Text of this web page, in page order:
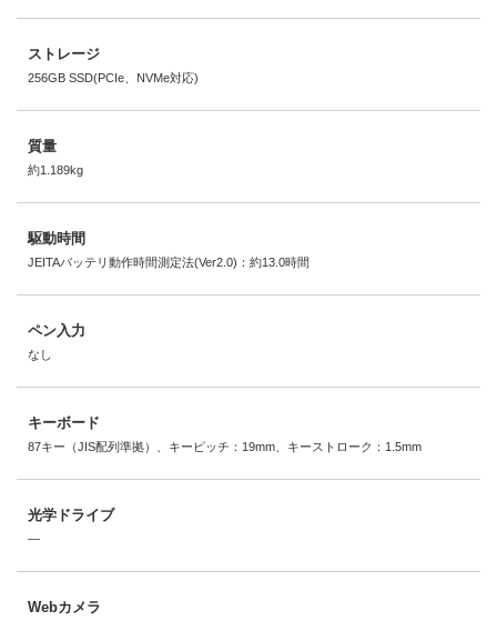
ストレージ
256GB SSD(PCIe、NVMe対応)
質量
約1.189kg
駆動時間
JEITAバッテリ動作時間測定法(Ver2.0)：約13.0時間
ペン入力
なし
キーボード
87キー（JIS配列準拠）、キーピッチ：19mm、キーストローク：1.5mm
光学ドライブ
―
Webカメラ